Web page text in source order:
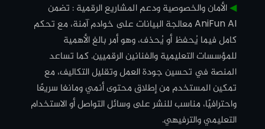
◀︎الأمان والخصوصية ودعم المشاريع الرقمية : تضمن
AniFun AI معالجة البيانات على خوادم آمنة، مع تحكم
كامل فيما يُحفظ أو يُحذف، وهو أمر بالغ الأهمية
للمؤسسات التعليمية والفنانين الرقميين. كما تساعد
المنصة في تحسين جودة العمل وتقليل التكاليف، مع
تمكين المستخدم من إطلاق محتوى أنمي ومانغا سريعًا
واحترافيًا، مناسب للنشر على وسائل التواصل أو الاستخدام
التعليمي والترفيهي.